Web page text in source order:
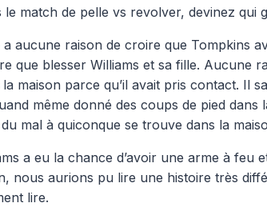
le match de pelle vs revolver, devinez qui
a aucune raison de croire que Tompkins
que blesser Williams et sa fille. Aucune
la maison parce qu’il avait pris contact. Il
même donné des coups de pied
mal à quiconque se trouve dans la
a eu la chance d’avoir une arme à feu
nous aurions pu lire une histoire très
lire.